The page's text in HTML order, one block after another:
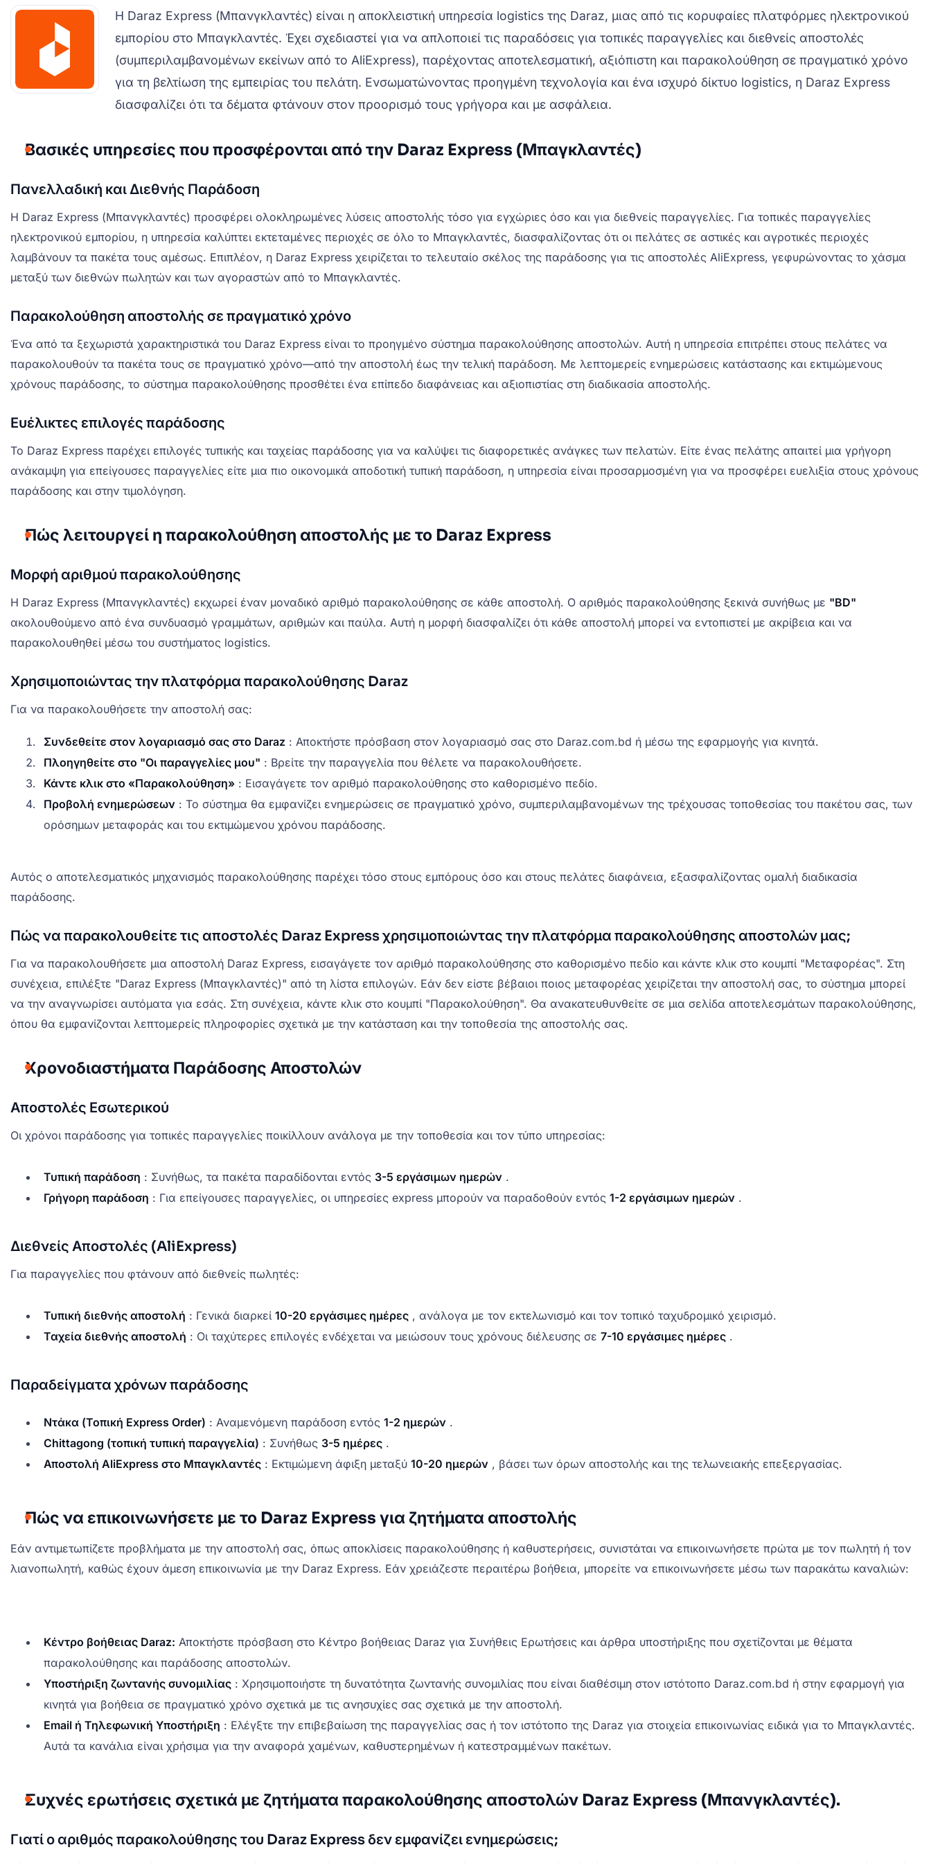
Η Daraz Express (Μπανγκλαντές) είναι η αποκλειστική υπηρεσία logistics της Daraz, μιας από τις κορυφαίες πλατφόρμες ηλεκτρονικού
εμπορίου στο Μπαγκλαντές. Έχει σχεδιαστεί για να απλοποιεί τις παραδόσεις για τοπικές παραγγελίες και διεθνείς αποστολές
(συμπεριλαμβανομένων εκείνων από το AliExpress), παρέχοντας αποτελεσματική, αξιόπιστη και παρακολούθηση σε πραγματικό χρόνο
για τη βελτίωση της εμπειρίας του πελάτη. Ενσωματώνοντας προηγμένη τεχνολογία και ένα ισχυρό δίκτυο logistics, η Daraz Express
διασφαλίζει ότι τα δέματα φτάνουν στον προορισμό τους γρήγορα και με ασφάλεια.
Βασικές υπηρεσίες που προσφέρονται από την Daraz Express (Μπαγκλαντές)
Πανελλαδική και Διεθνής Παράδοση
Η Daraz Express (Μπανγκλαντές) προσφέρει ολοκληρωμένες λύσεις αποστολής τόσο για εγχώριες όσο και για διεθνείς παραγγελίες. Για τοπικές παραγγελίες
ηλεκτρονικού εμπορίου, η υπηρεσία καλύπτει εκτεταμένες περιοχές σε όλο το Μπαγκλαντές, διασφαλίζοντας ότι οι πελάτες σε αστικές και αγροτικές περιοχές
λαμβάνουν τα πακέτα τους αμέσως. Επιπλέον, η Daraz Express χειρίζεται το τελευταίο σκέλος της παράδοσης για τις αποστολές AliExpress, γεφυρώνοντας το χάσμα
μεταξύ των διεθνών πωλητών και των αγοραστών από το Μπαγκλαντές.
Παρακολούθηση αποστολής σε πραγματικό χρόνο
Ένα από τα ξεχωριστά χαρακτηριστικά του Daraz Express είναι το προηγμένο σύστημα παρακολούθησης αποστολών. Αυτή η υπηρεσία επιτρέπει στους πελάτες να
παρακολουθούν τα πακέτα τους σε πραγματικό χρόνο—από την αποστολή έως την τελική παράδοση. Με λεπτομερείς ενημερώσεις κατάστασης και εκτιμώμενους
χρόνους παράδοσης, το σύστημα παρακολούθησης προσθέτει ένα επίπεδο διαφάνειας και αξιοπιστίας στη διαδικασία αποστολής.
Ευέλικτες επιλογές παράδοσης
Το Daraz Express παρέχει επιλογές τυπικής και ταχείας παράδοσης για να καλύψει τις διαφορετικές ανάγκες των πελατών. Είτε ένας πελάτης απαιτεί μια γρήγορη
ανάκαμψη για επείγουσες παραγγελίες είτε μια πιο οικονομικά αποδοτική τυπική παράδοση, η υπηρεσία είναι προσαρμοσμένη για να προσφέρει ευελιξία στους χρόνους
παράδοσης και στην τιμολόγηση.
Πώς λειτουργεί η παρακολούθηση αποστολής με το Daraz Express
Μορφή αριθμού παρακολούθησης
Η Daraz Express (Μπανγκλαντές) εκχωρεί έναν μοναδικό αριθμό παρακολούθησης σε κάθε αποστολή. Ο αριθμός παρακολούθησης ξεκινά συνήθως με "BD"
ακολουθούμενο από ένα συνδυασμό γραμμάτων, αριθμών και παύλα. Αυτή η μορφή διασφαλίζει ότι κάθε αποστολή μπορεί να εντοπιστεί με ακρίβεια και να
παρακολουθηθεί μέσω του συστήματος logistics.
Χρησιμοποιώντας την πλατφόρμα παρακολούθησης Daraz
Για να παρακολουθήσετε την αποστολή σας:
Συνδεθείτε στον λογαριασμό σας στο Daraz : Αποκτήστε πρόσβαση στον λογαριασμό σας στο Daraz.com.bd ή μέσω της εφαρμογής για κινητά.
Πλοηγηθείτε στο "Οι παραγγελίες μου" : Βρείτε την παραγγελία που θέλετε να παρακολουθήσετε.
Κάντε κλικ στο «Παρακολούθηση» : Εισαγάγετε τον αριθμό παρακολούθησης στο καθορισμένο πεδίο.
Προβολή ενημερώσεων : Το σύστημα θα εμφανίζει ενημερώσεις σε πραγματικό χρόνο, συμπεριλαμβανομένων της τρέχουσας τοποθεσίας του πακέτου σας, των
ορόσημων μεταφοράς και του εκτιμώμενου χρόνου παράδοσης.
Αυτός ο αποτελεσματικός μηχανισμός παρακολούθησης παρέχει τόσο στους εμπόρους όσο και στους πελάτες διαφάνεια, εξασφαλίζοντας ομαλή διαδικασία
παράδοσης.
Πώς να παρακολουθείτε τις αποστολές Daraz Express χρησιμοποιώντας την πλατφόρμα παρακολούθησης αποστολών μας;
Για να παρακολουθήσετε μια αποστολή Daraz Express, εισαγάγετε τον αριθμό παρακολούθησης στο καθορισμένο πεδίο και κάντε κλικ στο κουμπί "Μεταφορέας". Στη
συνέχεια, επιλέξτε "Daraz Express (Μπαγκλαντές)" από τη λίστα επιλογών. Εάν δεν είστε βέβαιοι ποιος μεταφορέας χειρίζεται την αποστολή σας, το σύστημα μπορεί
να την αναγνωρίσει αυτόματα για εσάς. Στη συνέχεια, κάντε κλικ στο κουμπί "Παρακολούθηση". Θα ανακατευθυνθείτε σε μια σελίδα αποτελεσμάτων παρακολούθησης,
όπου θα εμφανίζονται λεπτομερείς πληροφορίες σχετικά με την κατάσταση και την τοποθεσία της αποστολής σας.
Χρονοδιαστήματα Παράδοσης Αποστολών
Αποστολές Εσωτερικού
Οι χρόνοι παράδοσης για τοπικές παραγγελίες ποικίλλουν ανάλογα με την τοποθεσία και τον τύπο υπηρεσίας:
Τυπική παράδοση : Συνήθως, τα πακέτα παραδίδονται εντός 3-5 εργάσιμων ημερών .
Γρήγορη παράδοση : Για επείγουσες παραγγελίες, οι υπηρεσίες express μπορούν να παραδοθούν εντός 1-2 εργάσιμων ημερών .
Διεθνείς Αποστολές (AliExpress)
Για παραγγελίες που φτάνουν από διεθνείς πωλητές:
Τυπική διεθνής αποστολή : Γενικά διαρκεί 10-20 εργάσιμες ημέρες , ανάλογα με τον εκτελωνισμό και τον τοπικό ταχυδρομικό χειρισμό.
Ταχεία διεθνής αποστολή : Οι ταχύτερες επιλογές ενδέχεται να μειώσουν τους χρόνους διέλευσης σε 7-10 εργάσιμες ημέρες .
Παραδείγματα χρόνων παράδοσης
Ντάκα (Τοπική Express Order) : Αναμενόμενη παράδοση εντός 1-2 ημερών .
Chittagong (τοπική τυπική παραγγελία) : Συνήθως 3-5 ημέρες .
Αποστολή AliExpress στο Μπαγκλαντές : Εκτιμώμενη άφιξη μεταξύ 10-20 ημερών , βάσει των όρων αποστολής και της τελωνειακής επεξεργασίας.
Πώς να επικοινωνήσετε με το Daraz Express για ζητήματα αποστολής
Εάν αντιμετωπίζετε προβλήματα με την αποστολή σας, όπως αποκλίσεις παρακολούθησης ή καθυστερήσεις, συνιστάται να επικοινωνήσετε πρώτα με τον πωλητή ή τον
λιανοπωλητή, καθώς έχουν άμεση επικοινωνία με την Daraz Express. Εάν χρειάζεστε περαιτέρω βοήθεια, μπορείτε να επικοινωνήσετε μέσω των παρακάτω καναλιών:
Κέντρο βοήθειας Daraz: Αποκτήστε πρόσβαση στο Κέντρο βοήθειας Daraz για Συνήθεις Ερωτήσεις και άρθρα υποστήριξης που σχετίζονται με θέματα
παρακολούθησης και παράδοσης αποστολών.
Υποστήριξη ζωντανής συνομιλίας : Χρησιμοποιήστε τη δυνατότητα ζωντανής συνομιλίας που είναι διαθέσιμη στον ιστότοπο Daraz.com.bd ή στην εφαρμογή για
κινητά για βοήθεια σε πραγματικό χρόνο σχετικά με τις ανησυχίες σας σχετικά με την αποστολή.
Email ή Τηλεφωνική Υποστήριξη : Ελέγξτε την επιβεβαίωση της παραγγελίας σας ή τον ιστότοπο της Daraz για στοιχεία επικοινωνίας ειδικά για το Μπαγκλαντές.
Αυτά τα κανάλια είναι χρήσιμα για την αναφορά χαμένων, καθυστερημένων ή κατεστραμμένων πακέτων.
Συχνές ερωτήσεις σχετικά με ζητήματα παρακολούθησης αποστολών Daraz Express (Μπανγκλαντές).
Γιατί ο αριθμός παρακολούθησης του Daraz Express δεν εμφανίζει ενημερώσεις;